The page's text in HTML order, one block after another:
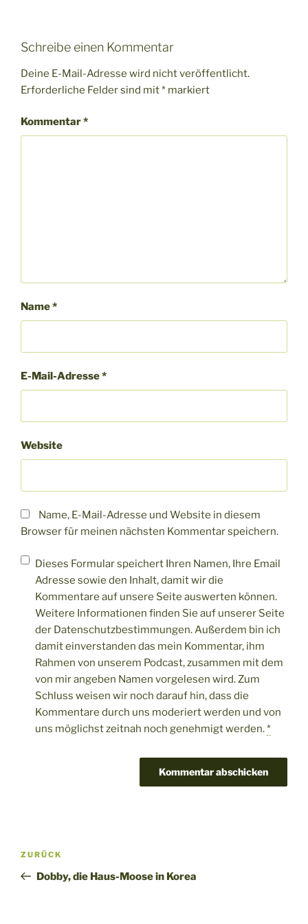
Schreibe einen Kommentar
Deine E-Mail-Adresse wird nicht veröffentlicht.
Erforderliche Felder sind mit* markiert
Kommentar*
Name*
E-Mail-Adresse*
Website
Name, E-Mail-Adresse und Website in diesem
Browser für meinen nächsten Kommentar speichern.
Dieses Formular speichert Ihren Namen, Ihre Email
Adresse sowie den Inhalt, damit wir die
Kommentare auf unsere Seite auswerten können.
Weitere Informationen finden Sie auf unserer Seite
der Datenschutzbestimmungen. Außerdem bin ich
damit einverstanden das mein Kommentar, ihm
Rahmen von unserem Podcast, zusammen mit dem
von mir angeben Namen vorgelesen wird. Zum
Schluss weisen wir noch darauf hin, dass die
Kommentare durch uns moderiert werden und von
uns möglichst zeitnah noch genehmigt werden.*
Beitragsnavigation
Vorheriger
Beitrag
ZURÜCK
Dobby, die Haus-Moose in Korea